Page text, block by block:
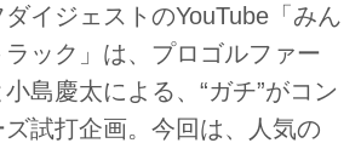
イジェストのYouTube「みん
ック」は、プロゴルファー
島慶太による、“ガチ”がコン
試打企画。今回は、人気の